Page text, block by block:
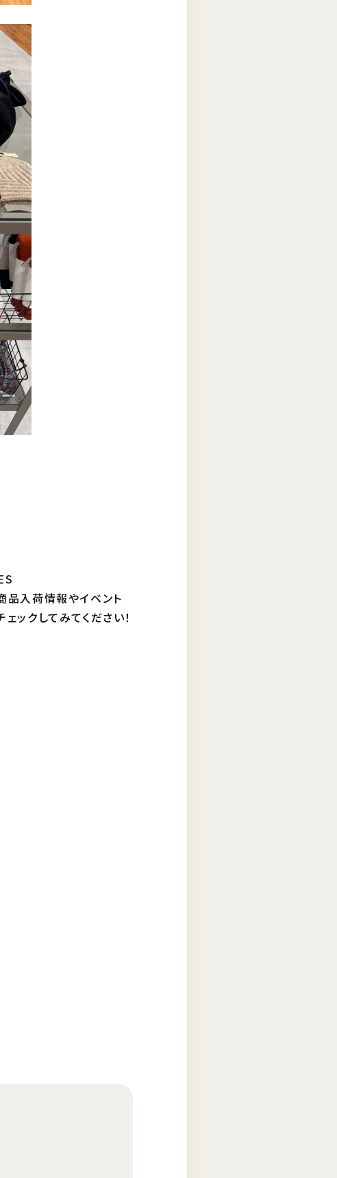
品入荷情報やイベント
ックしてみてください！